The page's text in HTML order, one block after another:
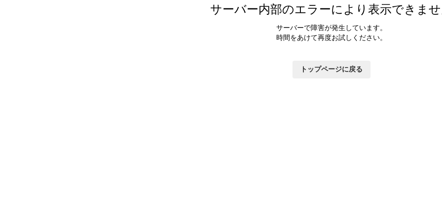
サーバー内部のエラーにより表示できま
サーバーで障害が発生しています。
時間をあけて再度お試しください。
トップページに戻る